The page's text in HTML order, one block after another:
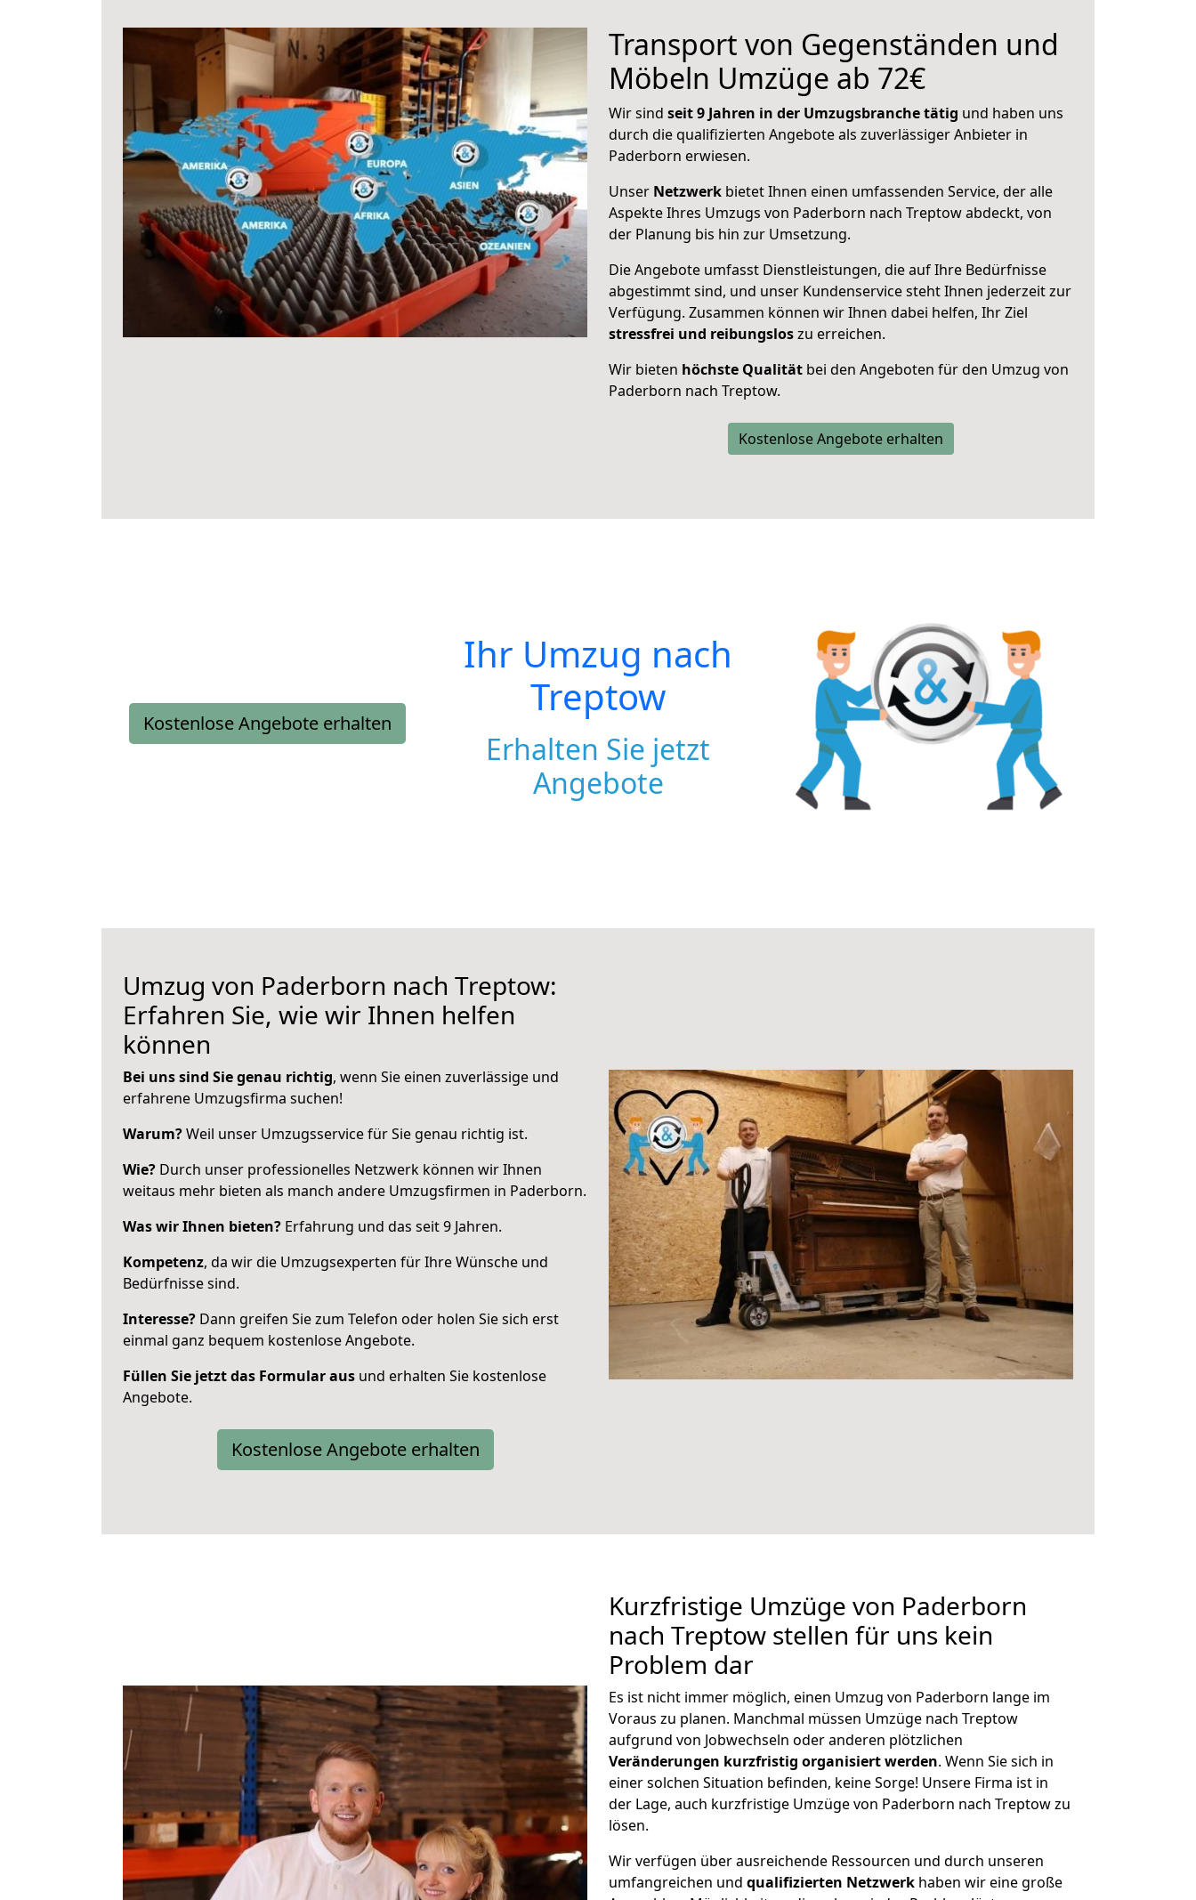
Transport von Gegenständen und
Möbeln Umzüge ab 72€
Wir sind seit 9 Jahren in der Umzugsbranche tätig und haben uns
durch die qualifizierten Angebote als zuverlässiger Anbieter in
Paderborn erwiesen.
Unser Netzwerk bietet Ihnen einen umfassenden Service, der alle
Aspekte Ihres Umzugs von Paderborn nach Treptow abdeckt, von
der Planung bis hin zur Umsetzung.
Die Angebote umfasst Dienstleistungen, die auf Ihre Bedürfnisse
abgestimmt sind, und unser Kundenservice steht Ihnen jederzeit zur
Verfügung. Zusammen können wir Ihnen dabei helfen, Ihr Ziel
stressfrei und reibungsloszu erreichen.
Wir bieten höchste Qualität bei den Angeboten für den Umzug von
Paderborn nach Treptow.
Kostenlose Angebote erhalten
Kostenlose Angebote erhalten
Ihr Umzug nach
Treptow
Erhalten Sie jetzt
Angebote
Umzug von Paderborn nach Treptow:
Erfahren Sie, wie wir Ihnen helfen
können
Bei uns sind Sie genau richtig, wenn Sie einen zuverlässige und
erfahrene Umzugsfirma suchen!
Warum?Weil unser Umzugsservice für Sie genau richtig ist.
Wie? Durch unser professionelles Netzwerk können wir Ihnen
weitaus mehr bieten als manch andere Umzugsfirmen in Paderborn.
Was wir Ihnen bieten? Erfahrung und das seit 9 Jahren.
Kompetenz, da wir die Umzugsexperten für Ihre Wünsche und
Bedürfnisse sind.
Interesse? Dann greifen Sie zum Telefon oder holen Sie sich erst
einmal ganz bequem kostenlose Angebote.
Füllen Sie jetzt das Formular aus und erhalten Sie kostenlose
Angebote.
Kostenlose Angebote erhalten
Kurzfristige Umzüge von Paderborn
nach Treptow stellen für uns kein
Problem dar
Es ist nicht immer möglich, einen Umzug von Paderborn lange im
Voraus zu planen. Manchmal müssen Umzüge nach Treptow
aufgrund von Jobwechseln oder anderen plötzlichen
Veränderungen kurzfristig organisiert werden. Wenn Sie sich in
einer solchen Situation befinden, keine Sorge! Unsere Firma ist in
der Lage, auch kurzfristige Umzüge von Paderborn nach Treptow zu
lösen.
Wir verfügen über ausreichende Ressourcen und durch unseren
umfangreichen und qualifizierten Netzwerk haben wir eine große